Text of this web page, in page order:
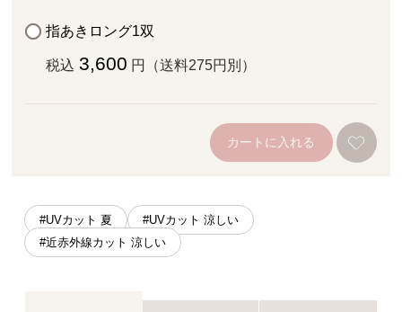
指あきロング1双
税込 3,600 円（送料275円別）
カートに入れる
#UVカット 夏
#UVカット 涼しい
#近赤外線カット 涼しい